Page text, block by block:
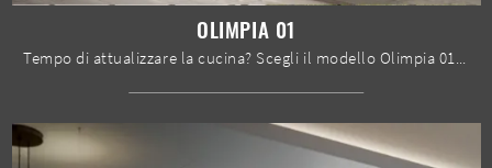
OLIMPIA 01
Tempo di attualizzare la cucina? Scegli il modello Olimpia 01 Home Cucine tra le nostre Cucine Classiche con isola.